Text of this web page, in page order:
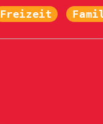
Freizeit